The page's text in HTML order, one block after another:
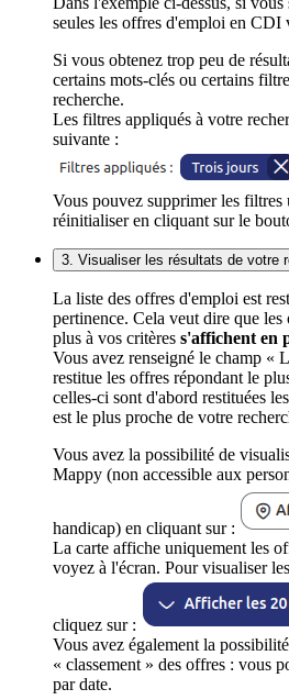
seules les offres d'emploi en CDI
Si vous obtenez trop peu de
certains mots-clés ou certains
recherche.
Les filtres appliqués à votre
suivante :
Vous pouvez supprimer les filtres
réinitialiser en cliquant sur le
3. Visualiser les résultats de votre
La liste des offres d'emploi est
pertinence. Cela veut dire que
plus à vos critères s'affichent en
Vous avez renseigné le champ «
restitue les offres répondant le
celles-ci sont d'abord restituées
est le plus proche de votre
Vous avez la possibilité de
Mappy (non accessible aux
handicap) en cliquant sur :
La carte affiche uniquement les
voyez à l'écran. Pour visualiser
cliquez sur :
Vous avez également la
« classement » des offres : vous
par date.